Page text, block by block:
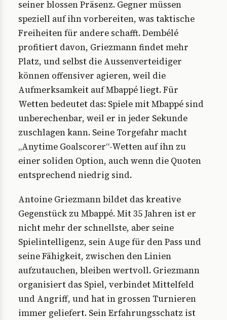
seiner blossen Präsenz. Gegner müssen
speziell auf ihn vorbereiten, was taktische
Freiheiten für andere schafft. Dembélé
profitiert davon, Griezmann findet mehr
Platz, und selbst die Aussenverteidiger
können offensiver agieren, weil die
Aufmerksamkeit auf Mbappé liegt. Für
Wetten bedeutet das: Spiele mit Mbappé sind
unberechenbar, weil er in jeder Sekunde
zuschlagen kann. Seine Torgefahr macht
„Anytime Goalscorer“-Wetten auf ihn zu
einer soliden Option, auch wenn die Quoten
entsprechend niedrig sind.
Antoine Griezmann bildet das kreative
Gegenstück zu Mbappé. Mit 35 Jahren ist er
nicht mehr der schnellste, aber seine
Spielintelligenz, sein Auge für den Pass und
seine Fähigkeit, zwischen den Linien
aufzutauchen, bleiben wertvoll. Griezmann
organisiert das Spiel, verbindet Mittelfeld
und Angriff, und hat in grossen Turnieren
immer geliefert. Sein Erfahrungsschatz ist